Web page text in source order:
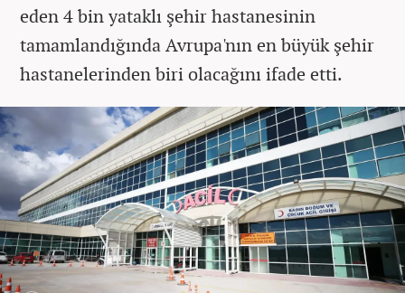
eden 4 bin yataklı şehir hastanesinin
tamamlandığında Avrupa'nın en büyük şehir
hastanelerinden biri olacağını ifade etti.